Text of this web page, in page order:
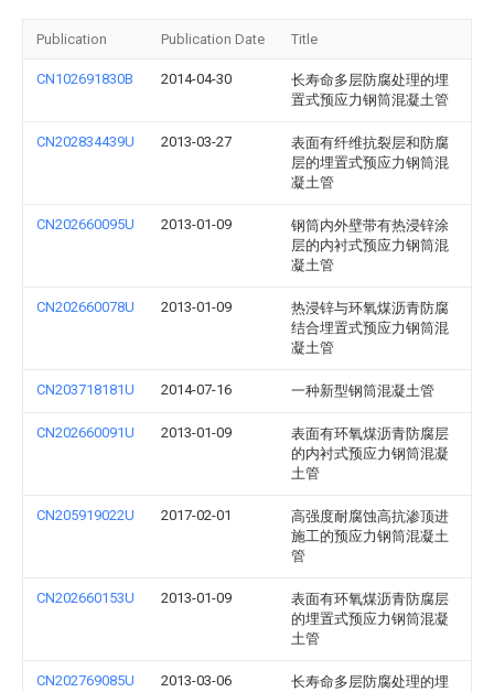
Publication Publication Date Title
CN102691830B 2014-04-30
长寿命多层防腐处理的埋
置式预应力钢筒混凝土管
CN202834439U 2013-03-27
表面有纤维抗裂层和防腐
层的埋置式预应力钢筒混
凝土管
CN202660095U 2013-01-09
钢筒内外壁带有热浸锌涂
层的内衬式预应力钢筒混
凝土管
CN202660078U 2013-01-09
热浸锌与环氧煤沥青防腐
结合埋置式预应力钢筒混
凝土管
CN203718181U 2014-07-16 一种新型钢筒混凝土管
CN202660091U 2013-01-09
表面有环氧煤沥青防腐层
的内衬式预应力钢筒混凝
土管
CN205919022U 2017-02-01
高强度耐腐蚀高抗渗顶进
施工的预应力钢筒混凝土
管
CN202660153U 2013-01-09
表面有环氧煤沥青防腐层
的埋置式预应力钢筒混凝
土管
CN202769085U 2013-03-06
长寿命多层防腐处理的埋